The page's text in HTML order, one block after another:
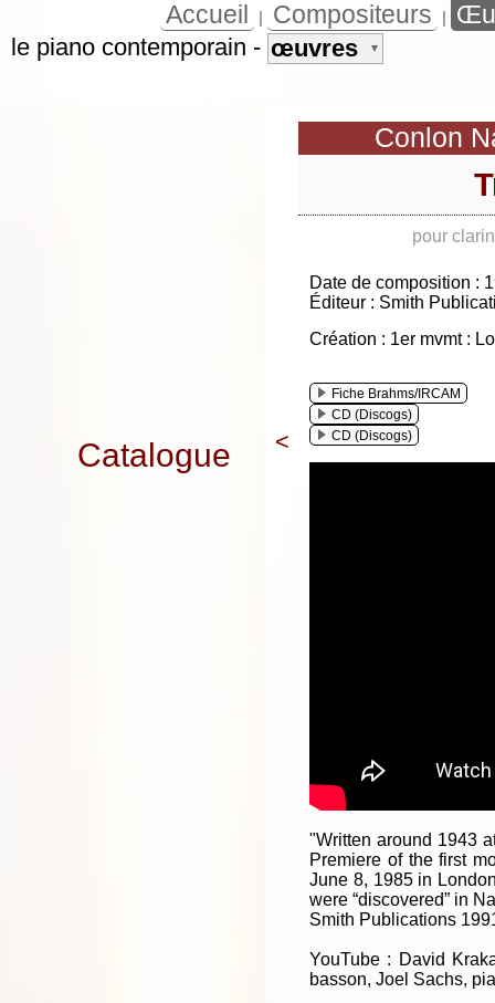
Accueil Compositeurs
Catalogue <
Conlon
pour
Date de composition :
Éditeur : Smith
Création : 1er mvmt :
Fiche Brahms/IRCAM
CD (Discogs)
CD (Discogs)
"Written around 1943
Premiere of the first
June 8, 1985 in
were “discovered” in
Smith Publications
YouTube : David
basson, Joel Sachs,
le piano contemporain - œuvres ▼